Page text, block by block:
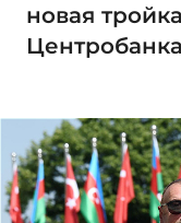
новая